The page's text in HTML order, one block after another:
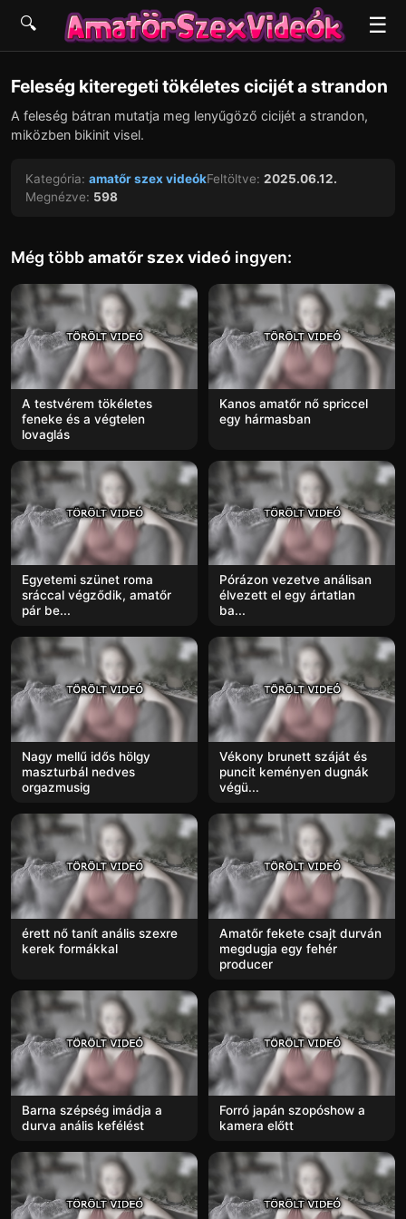
☰
🔍
▶
Feleség kiteregeti tökéletes cicijét a strandon
A feleség bátran mutatja meg lenyűgöző cicijét a strandon,
miközben bikinit visel.
Kategória: amatőr szex videókFeltöltve: 2025.06.12.
Megnézve: 598
Még többamatőr szex videó ingyen:
A testvérem tökéletes
feneke és a végtelen
lovaglás
Kanos amatőr nő spriccel
egy hármasban
Egyetemi szünet roma
sráccal végződik, amatőr
pár be...
Pórázon vezetve análisan
élvezett el egy ártatlan
ba...
Nagy mellű idős hölgy
maszturbál nedves
orgazmusig
Vékony brunett száját és
puncit keményen dugnák
végü...
érett nő tanít anális szexre
kerek formákkal
Amatőr fekete csajt durván
megdugja egy fehér
producer
Barna szépség imádja a
durva anális kefélést
Forró japán szopóshow a
kamera előtt